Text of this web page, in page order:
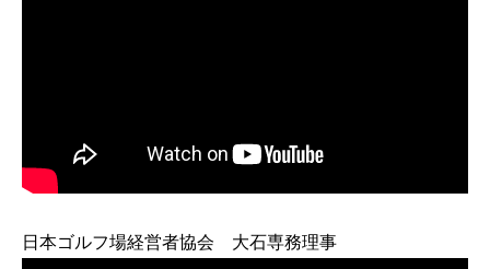
日本ゴルフ場経営者協会 大石専務理事